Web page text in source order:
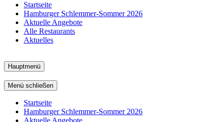
Startseite
Hamburger Schlemmer-Sommer 2026
Aktuelle Angebote
Alle Restaurants
Aktuelles
Hauptmenü
Menü schließen
Startseite
Hamburger Schlemmer-Sommer 2026
Aktuelle Angebote